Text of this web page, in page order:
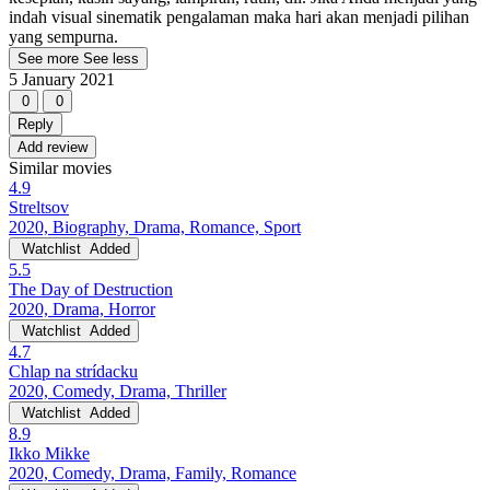
indah visual sinematik pengalaman maka hari akan menjadi pilihan
yang sempurna.
See more See less
5 January 2021
0
0
Reply
Add review
Similar movies
4.9
Streltsov
2020, Biography, Drama, Romance, Sport
Watchlist Added
5.5
The Day of Destruction
2020, Drama, Horror
Watchlist Added
4.7
Chlap na strídacku
2020, Comedy, Drama, Thriller
Watchlist Added
8.9
Ikko Mikke
2020, Comedy, Drama, Family, Romance